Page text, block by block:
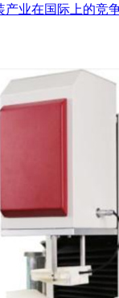
业在国际上的竞